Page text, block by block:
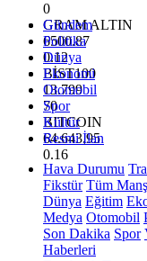
0
GRAM ALTIN
6500.87
0.12
BİST100
13.799
70
BITCOIN
64.643,95
0.16
Gündem
Politika
Dünya
Ekonomi
Otomobil
Spor
Kültür
Resmi İlan
Hava Durumu
Fikstür Tüm
Dünya Eğitim
Medya Otomobil
Son Dakika Spor
Haberleri